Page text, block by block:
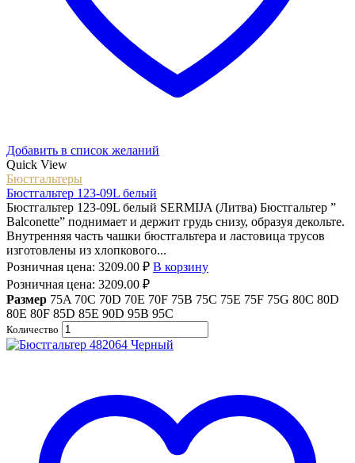
Добавить в список желаний
Quick View
Бюстгальтеры
Бюстгальтер 123-09L белый
Бюстгальтер 123-09L белый SERMIJA (Литва) Бюстгальтер ”
Balconette” поднимает и держит грудь снизу, образуя декольте.
Внутренняя часть чашки бюстгальтера и ластовица трусов
изготовлены из хлопкового...
Розничная цена: 3209.00 ₽ В корзину
Розничная цена: 3209.00 ₽
Размер 75A 70C 70D 70E 70F 75B 75C 75E 75F 75G 80C 80D
80E 80F 85D 85E 90D 95B 95C
Количество